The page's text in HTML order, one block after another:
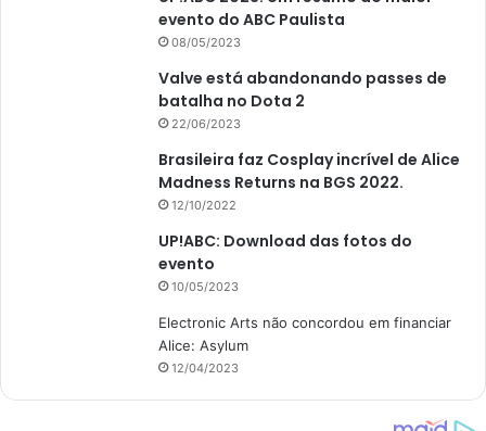
evento do ABC Paulista
08/05/2023
Valve está abandonando passes de
batalha no Dota 2
22/06/2023
Brasileira faz Cosplay incrível de Alice
Madness Returns na BGS 2022.
12/10/2022
UP!ABC: Download das fotos do
evento
10/05/2023
Electronic Arts não concordou em financiar
Alice: Asylum
12/04/2023